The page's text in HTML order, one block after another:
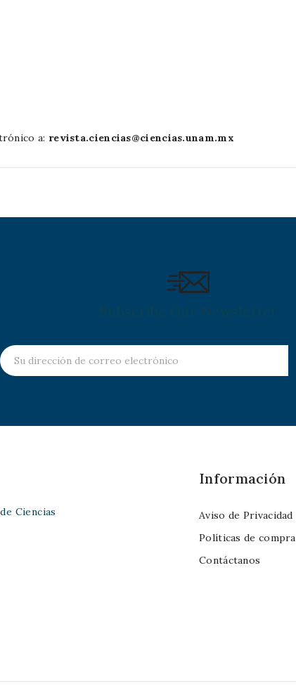
a: revista.ciencias@ciencias.unam.mx
Ciencias
Información
Aviso de Privacidad
Políticas de compra
Contáctanos